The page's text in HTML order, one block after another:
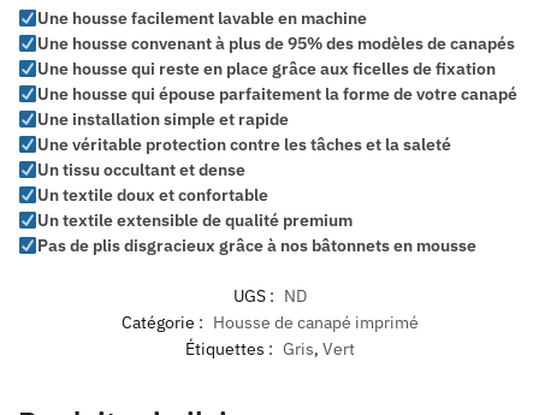
Une housse facilement lavable en machine
Une housse convenant à plus de 95% des modèles de canapés
Une housse qui reste en place grâce aux ficelles de fixation
Une housse qui épouse parfaitement la forme de votre canapé
Une installation simple et rapide
Une véritable protection contre les tâches et la saleté
Un tissu occultant et dense
Un textile doux et confortable
Un textile extensible de qualité premium
Pas de plis disgracieux grâce à nos bâtonnets en mousse
UGS : ND
Catégorie : Housse de canapé imprimé
Étiquettes : Gris, Vert